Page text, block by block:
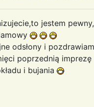
jestem
odsłony i
poprzednią
i bujania